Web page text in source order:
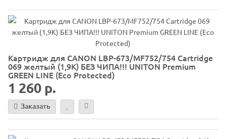
Картридж для CANON LBP-673/MF752/754 Cartridge
069 желтый (1,9K) БЕЗ ЧИПА!!! UNITON Premium
GREEN LINE (Eco Protected)
1 260 р.
Заказать